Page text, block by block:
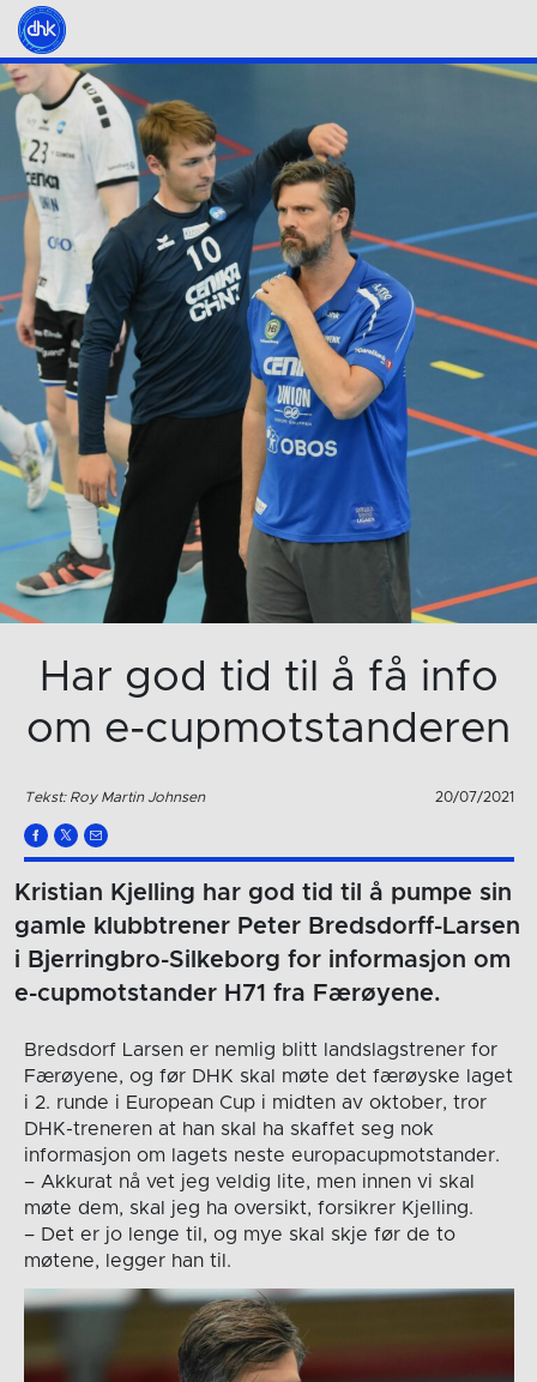
Har god tid til å få info
om e-cupmotstanderen
Tekst: Roy Martin Johnsen 20/07/2021
Kristian Kjelling har god tid til å pumpe sin
gamle klubbtrener Peter Bredsdorff-Larsen
i Bjerringbro-Silkeborg for informasjon om
e-cupmotstander H71 fra Færøyene.
Bredsdorf Larsen er nemlig blitt landslagstrener for
Færøyene, og før DHK skal møte det færøyske laget
i 2. runde i European Cup i midten av oktober, tror
DHK-treneren at han skal ha skaffet seg nok
informasjon om lagets neste europacupmotstander.
– Akkurat nå vet jeg veldig lite, men innen vi skal
møte dem, skal jeg ha oversikt, forsikrer Kjelling.
– Det er jo lenge til, og mye skal skje før de to
møtene, legger han til.